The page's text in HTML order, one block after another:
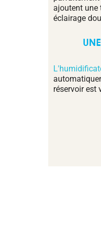
ajoutent une
éclairage
réservoir est